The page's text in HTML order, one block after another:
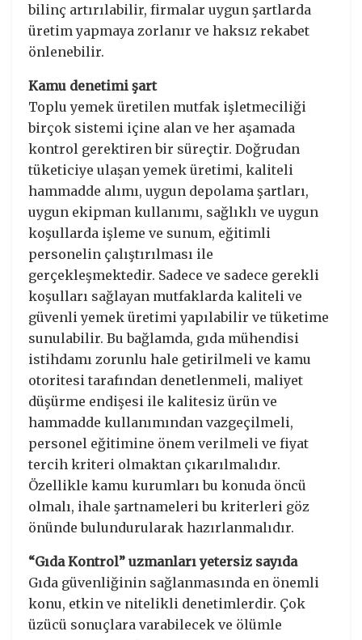
bilinç artırılabilir, firmalar uygun şartlarda
üretim yapmaya zorlanır ve haksız rekabet
önlenebilir.
Kamu denetimi şart
Toplu yemek üretilen mutfak işletmeciliği
birçok sistemi içine alan ve her aşamada
kontrol gerektiren bir süreçtir. Doğrudan
tüketiciye ulaşan yemek üretimi, kaliteli
hammadde alımı, uygun depolama şartları,
uygun ekipman kullanımı, sağlıklı ve uygun
koşullarda işleme ve sunum, eğitimli
personelin çalıştırılması ile
gerçekleşmektedir. Sadece ve sadece gerekli
koşulları sağlayan mutfaklarda kaliteli ve
güvenli yemek üretimi yapılabilir ve tüketime
sunulabilir. Bu bağlamda, gıda mühendisi
istihdamı zorunlu hale getirilmeli ve kamu
otoritesi tarafından denetlenmeli, maliyet
düşürme endişesi ile kalitesiz ürün ve
hammadde kullanımından vazgeçilmeli,
personel eğitimine önem verilmeli ve fiyat
tercih kriteri olmaktan çıkarılmalıdır.
Özellikle kamu kurumları bu konuda öncü
olmalı, ihale şartnameleri bu kriterleri göz
önünde bulundurularak hazırlanmalıdır.
“Gıda Kontrol” uzmanları yetersiz sayıda
Gıda güvenliğinin sağlanmasında en önemli
konu, etkin ve nitelikli denetimlerdir. Çok
üzücü sonuçlara varabilecek ve ölümle